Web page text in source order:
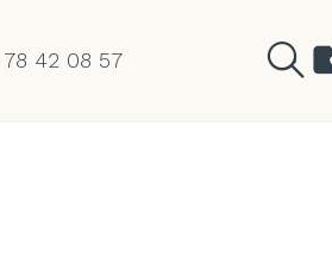
42 08 57